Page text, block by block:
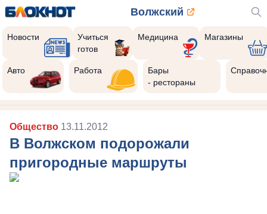
Волжский
Новости
Учиться
готов
Медицина Магазины
Авто Работа
Бары
- рестораны
Общество 13.11.2012
В Волжском подорожали
пригородные маршруты